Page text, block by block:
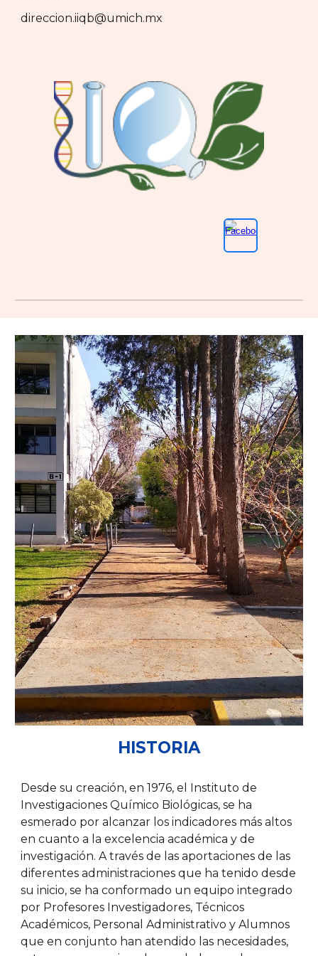
direccion.iiqb@umich.mx
HISTORIA
Desde su creación, en 1976, el Instituto de
Investigaciones Químico Biológicas, se ha
esmerado por alcanzar los indicadores más altos
en cuanto a la excelencia académica y de
investigación. A través de las aportaciones de las
diferentes administraciones que ha tenido desde
su inicio, se ha conformado un equipo integrado
por Profesores Investigadores, Técnicos
Académicos, Personal Administrativo y Alumnos
que en conjunto han atendido las necesidades,